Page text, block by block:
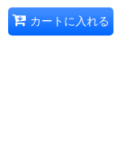
カートに入れる